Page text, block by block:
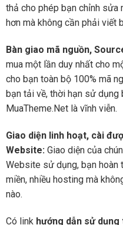
thả cho phép bạn chỉnh sửa
hơn mà không cần phải viết
Bàn giao mã nguồn,
mua một lần duy nhất cho
cho bạn toàn bộ 100% mã
bạn tải về, thời hạn sử dụng
MuaTheme.Net là vĩnh viễn.
Giao diện linh hoạt, cài
Website: Giao diện của
Website sử dụng, bạn hoàn
miền, nhiều hosting mà
nào.
Có link hướng dẫn sử